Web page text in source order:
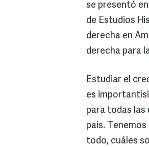
se presentó
de Estudios
derecha en
derecha para
Estudiar el
es
para todas las
país.
todo, cuáles